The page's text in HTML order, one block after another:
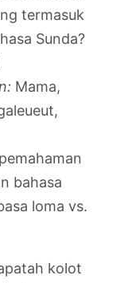
termasuk
Sunda?
Mama,
bahasa
loma vs.
kolot